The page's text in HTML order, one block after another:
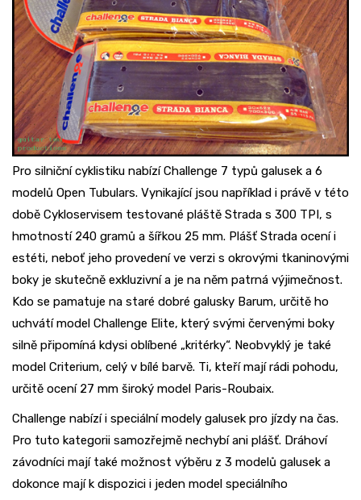
Pro silniční cyklistiku nabízí Challenge 7 typů galusek a 6
modelů Open Tubulars. Vynikající jsou například i právě v této
době Cykloservisem testované pláště Strada s 300 TPI, s
hmotností 240 gramů a šířkou 25 mm. Plášť Strada ocení i
estéti, neboť jeho provedení ve verzi s okrovými tkaninovými
boky je skutečně exkluzivní a je na něm patrná výjimečnost.
Kdo se pamatuje na staré dobré galusky Barum, určitě ho
uchvátí model Challenge Elite, který svými červenými boky
silně připomíná kdysi oblíbené „kritérky“. Neobvyklý je také
model Criterium, celý v bílé barvě. Ti, kteří mají rádi pohodu,
určitě ocení 27 mm široký model Paris-Roubaix.
Challenge nabízí i speciální modely galusek pro jízdy na čas.
Pro tuto kategorii samozřejmě nechybí ani plášť. Dráhoví
závodníci mají také možnost výběru z 3 modelů galusek a
dokonce mají k dispozici i jeden model speciálního